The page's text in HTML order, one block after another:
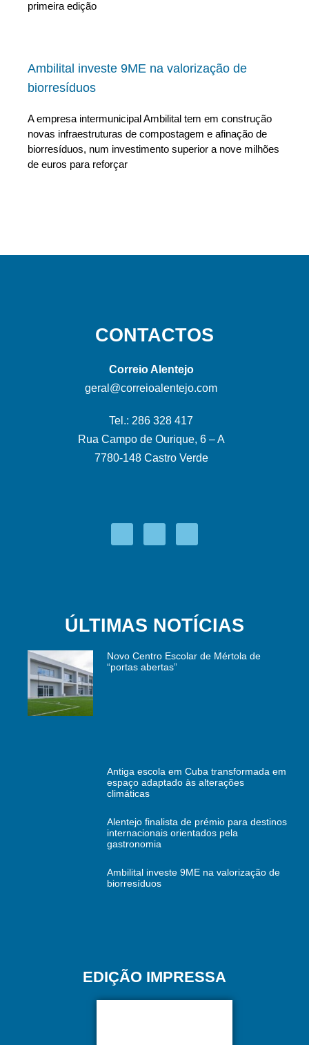
primeira edição
Ambilital investe 9ME na valorização de
biorresíduos
A empresa intermunicipal Ambilital tem em construção
novas infraestruturas de compostagem e afinação de
biorresíduos, num investimento superior a nove milhões
de euros para reforçar
CONTACTOS
Correio Alentejo
geral@correioalentejo.com
Tel.: 286 328 417
Rua Campo de Ourique, 6 – A
7780-148 Castro Verde
ÚLTIMAS NOTÍCIAS
Novo Centro Escolar de Mértola de
“portas abertas”
Antiga escola em Cuba transformada em
espaço adaptado às alterações
climáticas
Alentejo finalista de prémio para destinos
internacionais orientados pela
gastronomia
Ambilital investe 9ME na valorização de
biorresíduos
EDIÇÃO IMPRESSA